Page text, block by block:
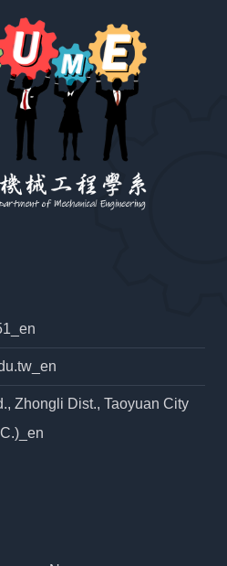
Zhongli Dist., Taoyuan City